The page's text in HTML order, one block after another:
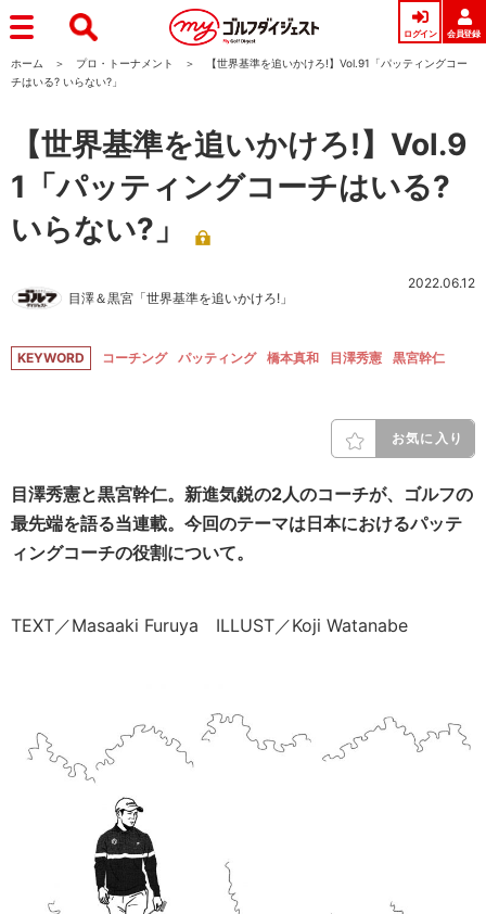
ログイン 会員登録
ホーム プロ・トーナメント
【世界基準を追いかけろ!】Vol.91「パッティングコー
チはいる? いらない?」
【世界基準を追いかけろ!】Vol.9
1「パッティングコーチはいる?
いらない?」
目澤＆黒宮「世界基準を追いかけろ!」
2022.06.12
KEYWORD コーチング パッティング 橋本真和 目澤秀憲 黒宮幹仁
お気に入り
目澤秀憲と黒宮幹仁。新進気鋭の2人のコーチが、ゴルフの
最先端を語る当連載。今回のテーマは日本におけるパッテ
ィングコーチの役割について。
TEXT／Masaaki Furuya ILLUST／Koji Watanabe